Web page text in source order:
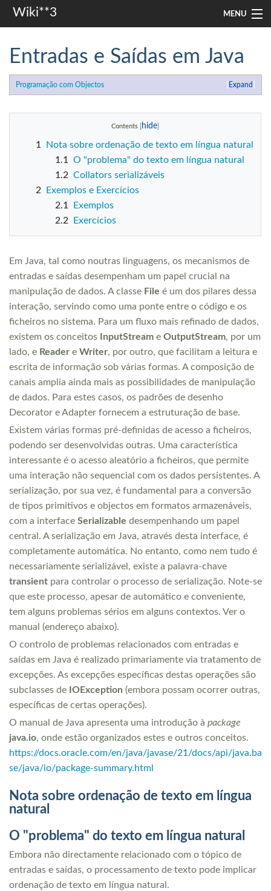
Wiki**3 MENU
investigação
Search
Entradas e Saídas em Java
Expand
Programação com Objectos
Contents
1
Nota sobre ordenação de texto em língua natural
1.1 O "problema" do texto em língua natural
1.2 Collators serializáveis
2
Exemplos e Exercícios
2.1
Exemplos
2.2
Exercícios
Em Java, tal como noutras linguagens, os mecanismos de
entradas e saídas desempenham um papel crucial na
manipulação de dados. A classe File é um dos pilares dessa
interação, servindo como uma ponte entre o código e os
ficheiros no sistema. Para um fluxo mais refinado de dados,
existem os conceitos
InputStream e OutputStream, por um
lado, e Reader e Writer, por outro, que facilitam a leitura e
escrita de informação sob várias formas. A composição de
canais amplia ainda mais as possibilidades de manipulação
de dados. Para estes casos, os padrões de desenho
Decorator e Adapter fornecem a estruturação de base.
Existem várias formas pré-definidas de acesso a ficheiros,
podendo ser desenvolvidas outras. Uma característica
interessante é o acesso aleatório a ficheiros, que permite
uma interação não sequencial com os dados persistentes. A
serialização, por sua vez, é fundamental para a conversão
de tipos primitivos e objectos em formatos armazenáveis,
com a interface Serializable desempenhando um papel
central. A serialização em Java, através desta interface, é
completamente automática. No entanto, como nem tudo é
necessariamente serializável, existe a palavra-chave
transient para controlar o processo de serialização. Note-se
que este processo, apesar de automático e conveniente,
tem alguns problemas sérios em alguns contextos. Ver o
manual (endereço abaixo).
O controlo de problemas relacionados com entradas e
saídas em Java é realizado primariamente via tratamento de
excepções. As excepções específicas destas operações são
subclasses de IOException (embora possam ocorrer outras,
específicas de certas operações).
O manual de Java apresenta uma introdução à package
java.io, onde estão organizados estes e outros conceitos.
https://docs.oracle.com/en/java/javase/21/docs/api/java.ba
se/java/io/package-summary.html
Nota sobre ordenação de texto em língua
natural
O "problema" do texto em língua natural
Embora não directamente relacionado com o tópico de
entradas e saídas, o processamento de texto pode implicar
ordenação de texto em língua natural.